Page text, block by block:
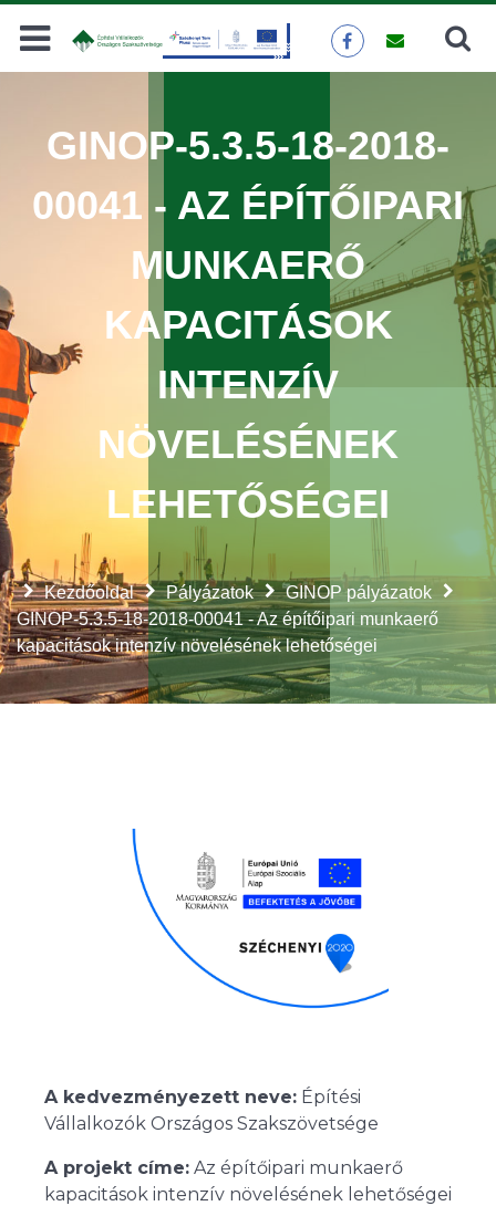
Keresés
Kezdőoldal Pályázatok
GINOP pályázatok
GINOP-5.3.5-18-2018-00041 - Az építőipari munkaerő
kapacitások intenzív növelésének lehetőségei
GINOP-5.3.5-18-2018-
00041 - AZ ÉPÍTŐIPARI
MUNKAERŐ
KAPACITÁSOK
INTENZÍV
NÖVELÉSÉNEK
LEHETŐSÉGEI
A kedvezményezett neve: Építési
Vállalkozók Országos Szakszövetsége
A projekt címe: Az építőipari munkaerő
kapacitások intenzív növelésének lehetőségei